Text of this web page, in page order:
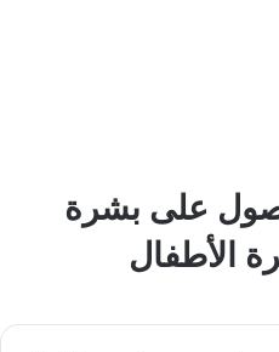
على بشرة
الأطفال